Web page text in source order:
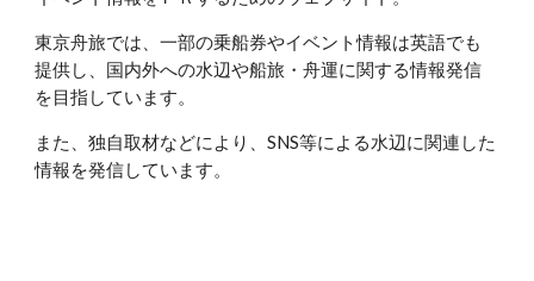
東京舟旅では、一部の乗船券やイベント情報は英語でも
提供し、国内外への水辺や船旅・舟運に関する情報発信
を目指しています。
また、独自取材などにより、SNS等による水辺に関連した
情報を発信しています。